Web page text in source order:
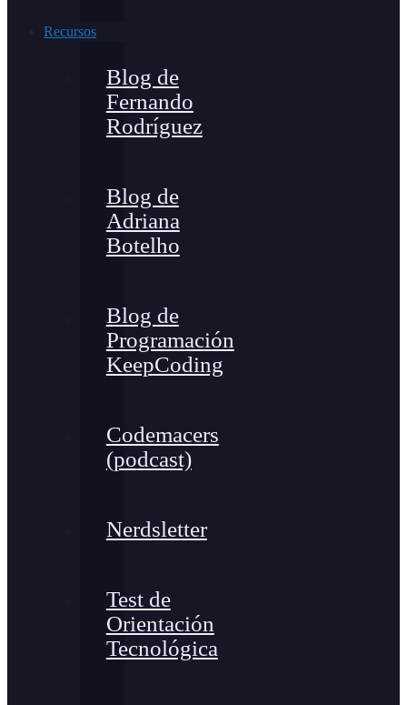
Recursos
Blog de
Fernando
Rodríguez
Blog de
Adriana
Botelho
Blog de
Programación
KeepCoding
Codemacers
(podcast)
Nerdsletter
Test de
Orientación
Tecnológica